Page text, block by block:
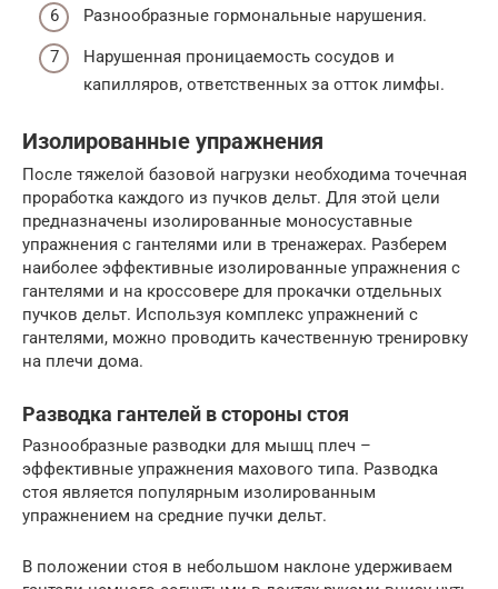
Разнообразные гормональные нарушения.
Нарушенная проницаемость сосудов и
капилляров, ответственных за отток лимфы.
Изолированные упражнения
После тяжелой базовой нагрузки необходима точечная
проработка каждого из пучков дельт. Для этой цели
предназначены изолированные моносуставные
упражнения с гантелями или в тренажерах. Разберем
наиболее эффективные изолированные упражнения с
гантелями и на кроссовере для прокачки отдельных
пучков дельт. Используя комплекс упражнений с
гантелями, можно проводить качественную тренировку
на плечи дома.
Разводка гантелей в стороны стоя
Разнообразные разводки для мышц плеч –
эффективные упражнения махового типа. Разводка
стоя является популярным изолированным
упражнением на средние пучки дельт.
В положении стоя в небольшом наклоне удерживаем